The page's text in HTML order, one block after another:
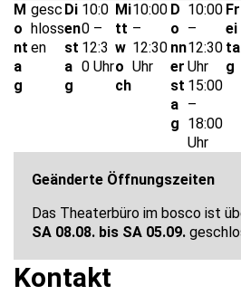
M
o
nt
a
g
gesc
hloss
en
Di
en
st
a
g
10:0
0 –
12:3
0 Uhr
Mi
tt
w
o
ch
10:00
–
12:30
Uhr
D
o
nn
er
st
a
g
10:00
–
12:30
Uhr
15:00
–
18:00
Uhr
Fr
ei
ta
g
Geänderte Öffnungszeiten
Das Theaterbüro im bosco ist
SA 08.08. bis SA 05.09.
Kontakt